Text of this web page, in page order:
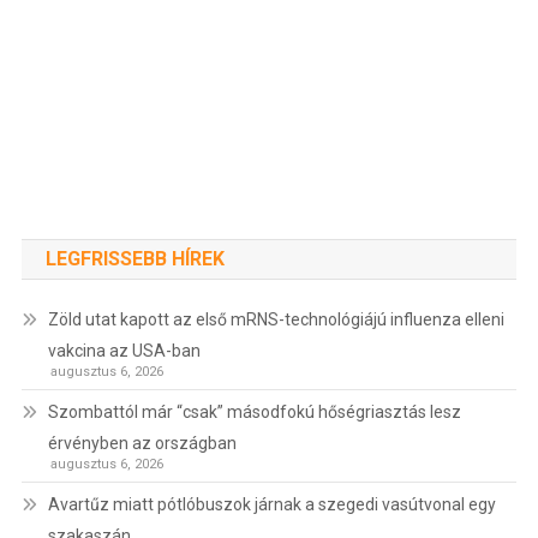
LEGFRISSEBB HÍREK
Zöld utat kapott az első mRNS-technológiájú influenza elleni
vakcina az USA-ban
augusztus 6, 2026
Szombattól már “csak” másodfokú hőségriasztás lesz
érvényben az országban
augusztus 6, 2026
Avartűz miatt pótlóbuszok járnak a szegedi vasútvonal egy